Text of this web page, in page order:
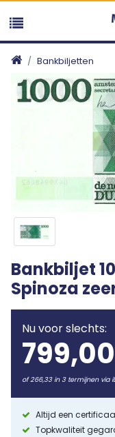
Bankbiljetten
Bankbiljet
Spinoza
Nu voor slechts:
799,00
of 266,33 in 3 termijnen via
Altijd een
Topkwaliteit